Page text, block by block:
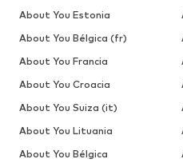
About You Estonia
About You Bélgica (fr)
About You Francia
About You Croacia
About You Suiza (it)
About You Lituania
About You Bélgica